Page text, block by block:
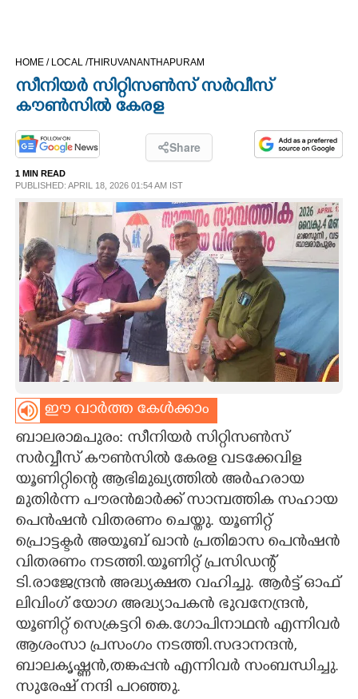
LIFESTYLE
SPIRITUAL
INFO+
ART
ASTRO
CARTOONS
LITERATURE
ZOOM
CONTACT US
HOME / LOCAL /THIRUVANANTHAPURAM
സീനിയർ സിറ്റിസൺസ് സർവീസ്
കൗൺസിൽ കേരള
Share
1 MIN READ
PUBLISHED: APRIL 18, 2026 01:54 AM IST
ഈ വാർത്ത കേൾക്കാം
ബാലരാമപുരം: സീനിയർ സിറ്റിസൺസ്
സർവ്വീസ് കൗൺസിൽ കേരള വടക്കേവിള
യൂണിറ്റിന്റെ ആഭിമുഖ്യത്തിൽ അർഹരായ
മുതിർന്ന പൗരൻമാർക്ക് സാമ്പത്തിക സഹായ
പെൻഷൻ വിതരണം ചെയ്തു. യൂണിറ്റ്
പ്രൊട്ടക്ടർ അയൂബ് ഖാൻ പ്രതിമാസ പെൻഷൻ
വിതരണം നടത്തി.യൂണിറ്റ് പ്രസിഡന്റ്
ടി.രാജേന്ദ്രൻ അദ്ധ്യക്ഷത വഹിച്ചു. ആർട്ട് ഓഫ്
ലിവിംഗ് യോഗ അദ്ധ്യാപകൻ ഭുവനേന്ദ്രൻ,​
യൂണിറ്റ് സെക്രട്ടറി കെ.ഗോപിനാഥൻ എന്നിവർ
ആശംസാ പ്രസംഗം നടത്തി.സദാനന്ദൻ,​
ബാലകൃഷ്ണൻ,​തങ്കപ്പൻ എന്നിവർ സംബന്ധിച്ചു.
സുരേഷ് നന്ദി പറഞ്ഞു.